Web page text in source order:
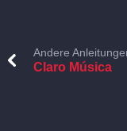
Andere
Claro Música